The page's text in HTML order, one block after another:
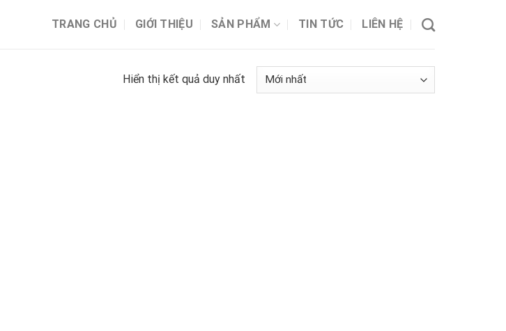
TRANG CHỦ GIỚI THIỆU SẢN PHẨM TIN TỨC LIÊN HỆ
Hiển thị kết quả duy nhất